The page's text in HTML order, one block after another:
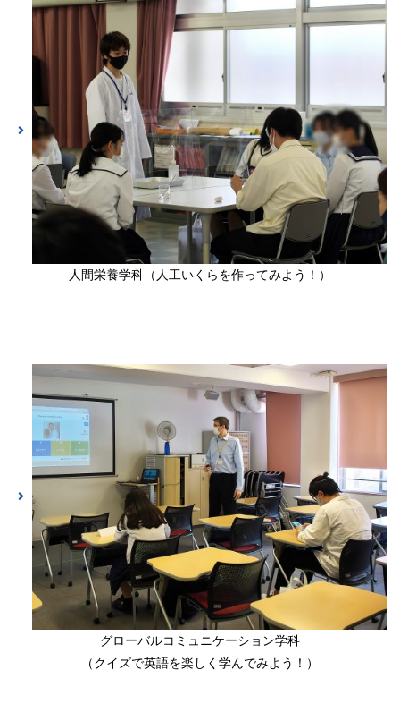
人間栄養学科（人工いくらを作ってみよう！）
グローバルコミュニケーション学科
（クイズで英語を楽しく学んでみよう！）